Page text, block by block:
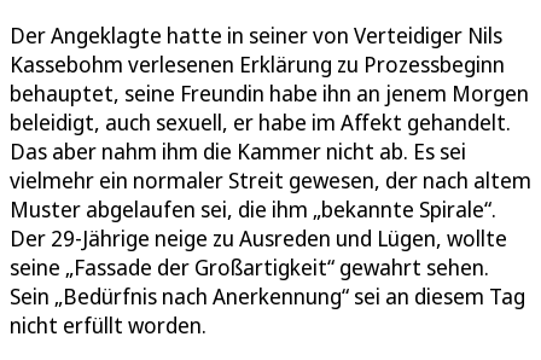
Der Angeklagte hatte in seiner von Verteidiger Nils
Kassebohm verlesenen Erklärung zu Prozessbeginn
behauptet, seine Freundin habe ihn an jenem Morgen
beleidigt, auch sexuell, er habe im Affekt gehandelt.
Das aber nahm ihm die Kammer nicht ab. Es sei
vielmehr ein normaler Streit gewesen, der nach altem
Muster abgelaufen sei, die ihm „bekannte Spirale“.
Der 29-Jährige neige zu Ausreden und Lügen, wollte
seine „Fassade der Großartigkeit“ gewahrt sehen.
Sein „Bedürfnis nach Anerkennung“ sei an diesem Tag
nicht erfüllt worden.